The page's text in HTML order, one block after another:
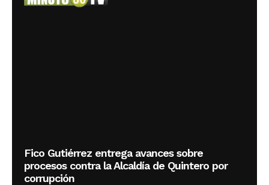
Fico Gutiérrez entrega avances sobre
procesos contra la Alcaldía de Quintero por
corrupción